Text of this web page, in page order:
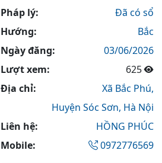
Pháp lý:
Đã có sổ
Hướng:
Bắc
Ngày đăng:
03/06/2026
Lượt xem:
625
Địa chỉ:
Xã Bắc Phú,
Huyện Sóc Sơn, Hà Nội
Liên hệ:
HỒNG PHÚC
Mobile:
0972776569